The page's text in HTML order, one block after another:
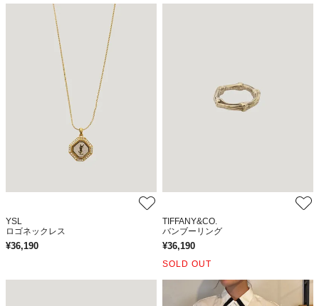
YSL
ロゴネックレス
¥36,190
TIFFANY&CO.
バンブーリング
¥36,190
SOLD OUT